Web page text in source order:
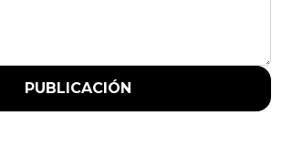
PUBLICACIÓN